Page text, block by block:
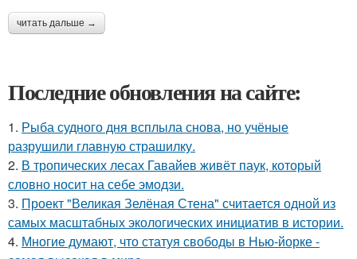
читать дальше →
Последние обновления на сайте:
1. Рыба судного дня всплыла снова, но учёные
разрушили главную страшилку.
2. В тропических лесах Гавайев живёт паук, который
словно носит на себе эмодзи.
3. Проект "Великая Зелёная Стена" считается одной из
самых масштабных экологических инициатив в истории.
4. Многие думают, что статуя свободы в Нью-йорке -